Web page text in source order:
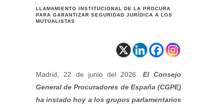
LLAMAMIENTO INSTITUCIONAL DE LA PROCURA
PARA GARANTIZAR SEGURIDAD JURÍDICA A LOS
MUTUALISTAS
Madrid, 22 de junio del 2026. El Consejo
General de Procuradores de España (CGPE)
ha instado hoy a los grupos parlamentarios